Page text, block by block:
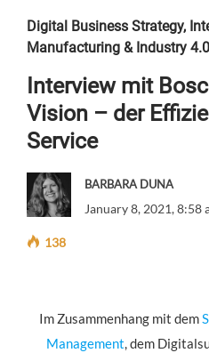
Digital Business Strategy,
Manufacturing & Industry 4.0
Interview mit
Vision – der
Service
BARBARA DUNA
January 8, 2021, 8:58
138
Im Zusammenhang mit dem
Management, dem